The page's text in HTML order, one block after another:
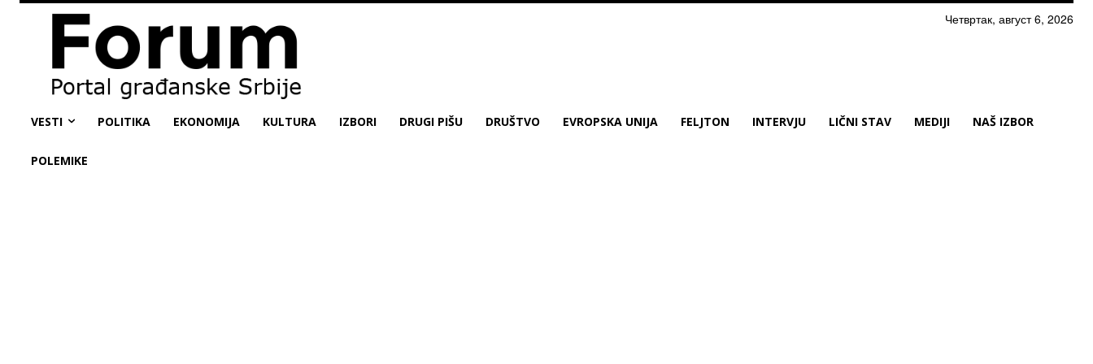
Четвртак, август 6, 2026
VESTI POLITIKA EKONOMIJA KULTURA IZBORI DRUGI PIŠU DRUŠTVO EVROPSKA UNIJA FELJTON INTERVJU LIČNI STAV MEDIJI NAŠ IZBOR
POLEMIKE